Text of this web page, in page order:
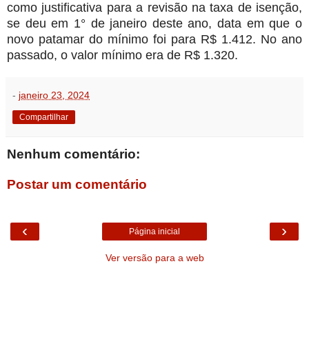
como justificativa para a revisão na taxa de isenção,
se deu em 1° de janeiro deste ano, data em que o
novo patamar do mínimo foi para R$ 1.412. No ano
passado, o valor mínimo era de R$ 1.320.
- janeiro 23, 2024
Compartilhar
Nenhum comentário:
Postar um comentário
‹ ›
Página inicial
Ver versão para a web